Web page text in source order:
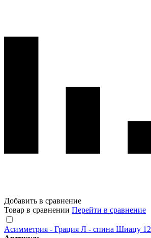
Добавить в сравнение
Товар в сравнении Перейти в сравнение
Асимметрия - Грация Л - спина Шиацу 12